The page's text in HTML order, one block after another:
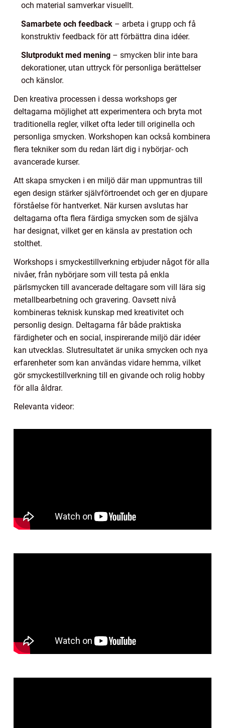
och material samverkar visuellt.
Samarbete och feedback – arbeta i grupp och få
konstruktiv feedback för att förbättra dina idéer.
Slutprodukt med mening – smycken blir inte bara
dekorationer, utan uttryck för personliga berättelser
och känslor.
Den kreativa processen i dessa workshops ger
deltagarna möjlighet att experimentera och bryta mot
traditionella regler, vilket ofta leder till originella och
personliga smycken. Workshopen kan också kombinera
flera tekniker som du redan lärt dig i nybörjar- och
avancerade kurser.
Att skapa smycken i en miljö där man uppmuntras till
egen design stärker självförtroendet och ger en djupare
förståelse för hantverket. När kursen avslutas har
deltagarna ofta flera färdiga smycken som de själva
har designat, vilket ger en känsla av prestation och
stolthet.
Workshops i smyckestillverkning erbjuder något för alla
nivåer, från nybörjare som vill testa på enkla
pärlsmycken till avancerade deltagare som vill lära sig
metallbearbetning och gravering. Oavsett nivå
kombineras teknisk kunskap med kreativitet och
personlig design. Deltagarna får både praktiska
färdigheter och en social, inspirerande miljö där idéer
kan utvecklas. Slutresultatet är unika smycken och nya
erfarenheter som kan användas vidare hemma, vilket
gör smyckestillverkning till en givande och rolig hobby
för alla åldrar.
Relevanta videor: